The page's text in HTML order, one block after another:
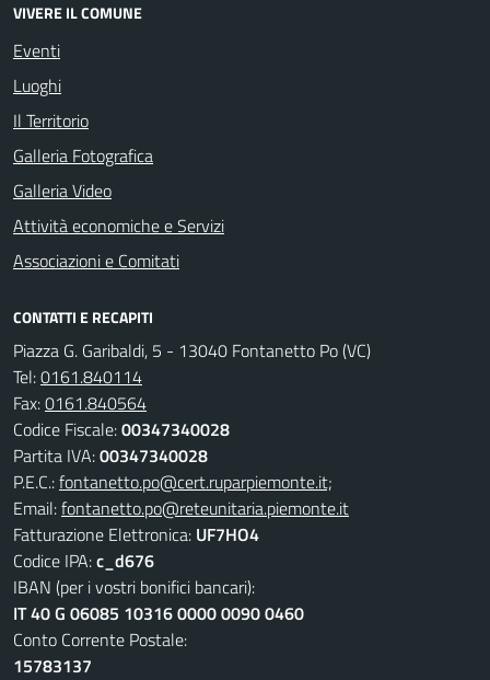
VIVERE IL COMUNE
Eventi
Luoghi
Il Territorio
Galleria Fotografica
Galleria Video
Attività economiche e Servizi
Associazioni e Comitati
CONTATTI E RECAPITI
Piazza G. Garibaldi, 5 - 13040 Fontanetto Po (VC)
Tel:0161.840114
Fax:0161.840564
Codice Fiscale:00347340028
Partita IVA:00347340028
P.E.C.:fontanetto.po@cert.ruparpiemonte.it;
Email:fontanetto.po@reteunitaria.piemonte.it
Fatturazione Elettronica: UF7HO4
Codice IPA:c_d676
IBAN (per i vostri bonifici bancari):
IT 40 G 06085 10316 0000 0090 0460
Conto Corrente Postale:
15783137